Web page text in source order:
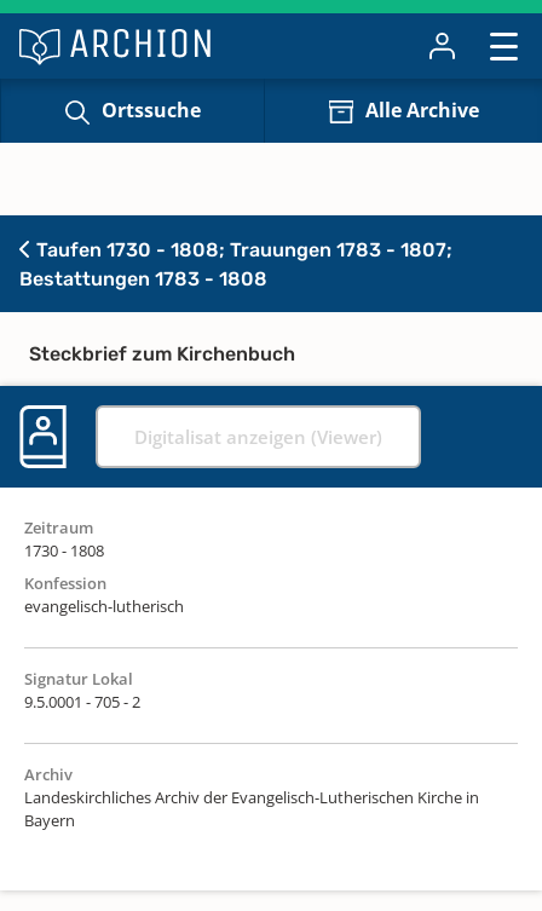
Ortssuche Alle Archive
Taufen 1730 - 1808; Trauungen 1783 - 1807;
Bestattungen 1783 - 1808
Steckbrief zum Kirchenbuch
Digitalisat anzeigen (Viewer)
Zeitraum
1730 - 1808
Konfession
evangelisch-lutherisch
Signatur Lokal
9.5.0001 - 705 - 2
Archiv
Landeskirchliches Archiv der Evangelisch-Lutherischen Kirche in
Bayern